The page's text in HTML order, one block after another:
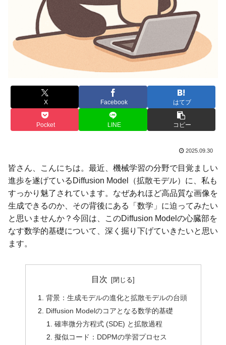
X Facebook はてブ
Pocket LINE コピー
2025.09.30
皆さん、こんにちは。最近、機械学習の分野で目覚ましい
進歩を遂げているDiffusion Model（拡散モデル）に、私も
すっかり魅了されています。なぜあれほど高品質な画像を
生成できるのか、その背後にある「数学」に迫ってみたい
と思いませんか？今回は、このDiffusion Modelの心臓部を
なす数学的基礎について、深く掘り下げていきたいと思い
ます。
目次
背景：生成モデルの進化と拡散モデルの台頭
Diffusion Modelのコアとなる数学的基礎
確率微分方程式 (SDE) と拡散過程
擬似コード：DDPMの学習プロセス